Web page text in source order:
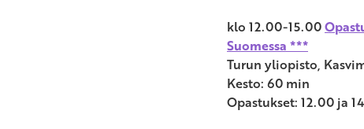
klo 12.00-15.00
Suomessa ***
Turun yliopisto,
Kesto: 60 min
Opastukset: 12.00 ja